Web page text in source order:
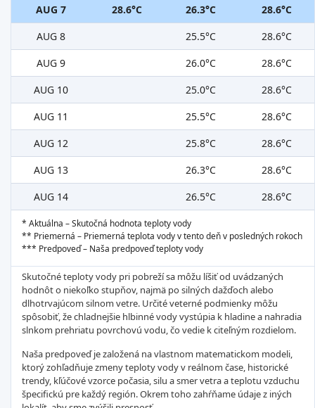
AUG 7
28.6°C 26.3°C
28.6°C
AUG 8
25.5°C
28.6°C
AUG 9
26.0°C
28.6°C
AUG 10
25.0°C
28.6°C
AUG 11
25.5°C
28.6°C
AUG 12
25.8°C
28.6°C
AUG 13
26.3°C
28.6°C
AUG 14
26.5°C 28.6°C
* Aktuálna – Skutočná hodnota teploty vody
** Priemerná – Priemerná teplota vody v tento deň v posledných rokoch
*** Predpoveď – Naša predpoveď teploty vody
Skutočné teploty vody pri pobreží sa môžu líšiť od uvádzaných
hodnôt o niekoľko stupňov, najmä po silných dažďoch alebo
dlhotrvajúcom silnom vetre. Určité veterné podmienky môžu
spôsobiť, že chladnejšie hlbinné vody vystúpia k hladine a nahradia
slnkom prehriatu povrchovú vodu, čo vedie k citeľným rozdielom.
Naša predpoveď je založená na vlastnom matematickom modeli,
ktorý zohľadňuje zmeny teploty vody v reálnom čase, historické
trendy, kľúčové vzorce počasia, silu a smer vetra a teplotu vzduchu
špecifickú pre každý región. Okrem toho zahŕňame údaje z iných